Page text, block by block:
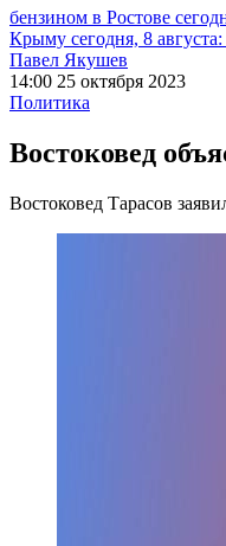
бензином в Ростове
Крыму сегодня, 8
Павел Якушев
14:00 25 октября 2023
Политика
Востоковед
Востоковед Тарасов